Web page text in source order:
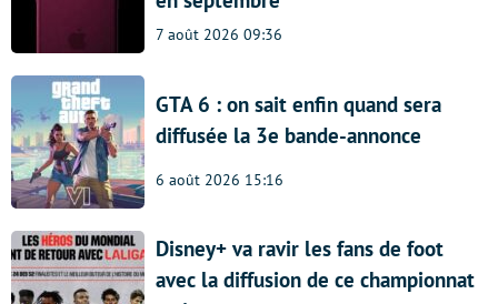
7 août 2026 09:36
GTA 6 : on sait enfin quand sera
diffusée la 3e bande-annonce
6 août 2026 15:16
Disney+ va ravir les fans de foot
avec la diffusion de ce championnat